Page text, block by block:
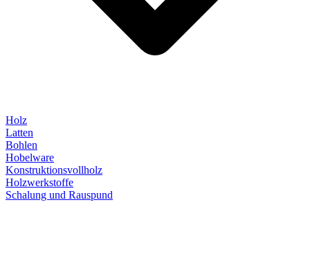
Holz
Latten
Bohlen
Hobelware
Konstruktionsvollholz
Holzwerkstoffe
Schalung und Rauspund